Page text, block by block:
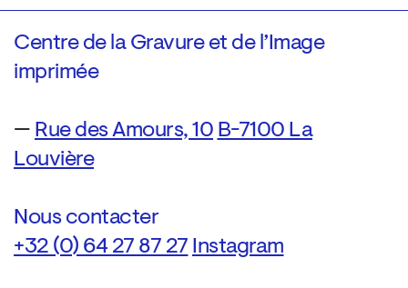
Centre de la Gravure et de l’Image
imprimée
— Rue des Amours, 10 B-7100 La
Louvière
Nous contacter
+32 (0) 64 27 87 27 Instagram